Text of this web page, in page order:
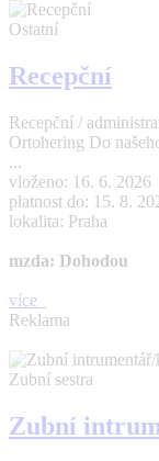
Ostatní
Recepční
Recepční /
Ortohering Do
...
vloženo: 16. 6. 2026
platnost do: 15. 8.
lokalita: Praha
mzda: Dohodou
více
Reklama
Zubní sestra
Zubní